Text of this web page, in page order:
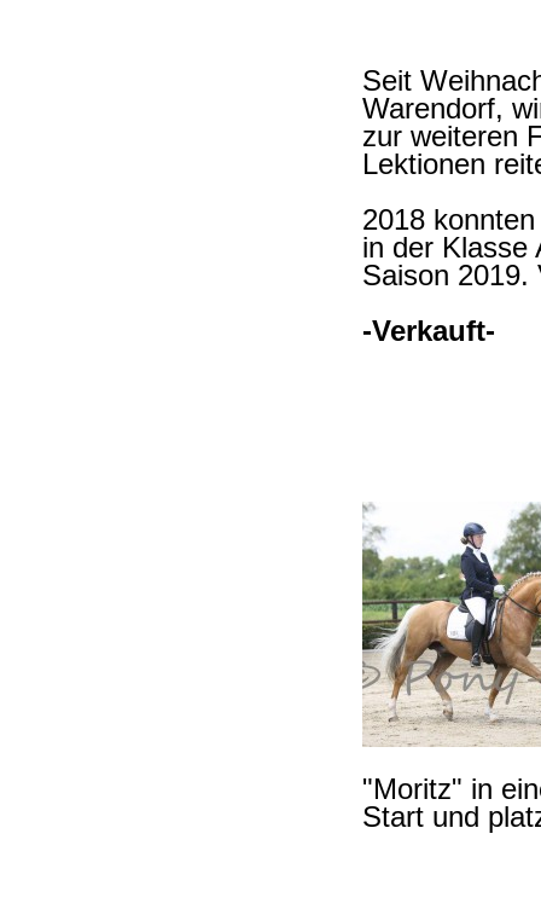
Seit
Warendorf,
zur weiteren
Lektionen
2018
in der Klasse
Saison 2019.
-Verkauft-
"Moritz" in
Start und